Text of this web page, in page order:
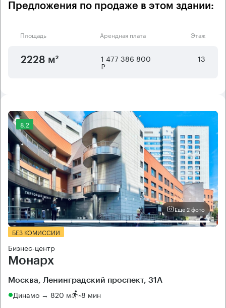
Предложения по продаже в этом здании:
Площадь Арендная плата Этаж
2228 м² 1 477 386 800
₽
13
8.2
Еще 2 фото
БЕЗ КОМИССИИ
Бизнес-центр
Монарх
Москва, Ленинградский проспект, 31А
Динамо → 820 м ~8 мин